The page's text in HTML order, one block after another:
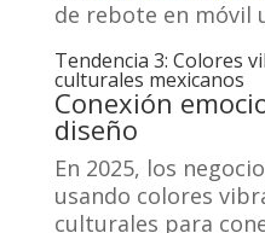
de rebote en móvil
Tendencia 3: Colores
culturales mexicanos
Conexión
diseño
En 2025, los
usando colores
culturales para